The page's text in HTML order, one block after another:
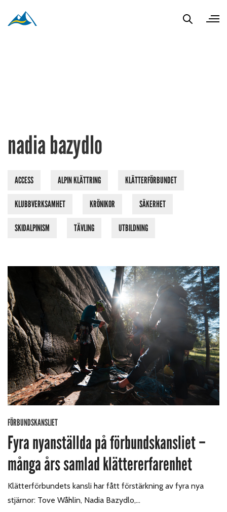
nadia bazydlo
ACCESS ALPIN KLÄTTRING KLÄTTERFÖRBUNDET
KLUBBVERKSAMHET KRÖNIKOR SÄKERHET
SKIDALPINISM TÄVLING UTBILDNING
FÖRBUNDSKANSLIET
Fyra nyanställda på förbundskansliet –
många års samlad klättererfarenhet
Klätterförbundets kansli har fått förstärkning av fyra nya
stjärnor: Tove Wåhlin, Nadia Bazydlo,…